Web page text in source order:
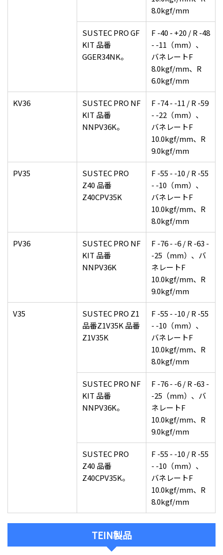
8.0kgf/mm
SUSTEC PRO GF
KIT 品番
GGER34NK。
F -40 - +20 / R -48
- -11（mm）、
バネレートF
8.0kgf/mm、R
6.0kgf/mm
KV36
SUSTEC PRO NF
KIT 品番
NNPV36K。
F -74 - -11 / R -59
- -22（mm）、
バネレートF
10.0kgf/mm、R
9.0kgf/mm
PV35
SUSTEC PRO
Z40 品番
Z40CPV35K
F -55 - -10 / R -55
- -10（mm）、
バネレートF
10.0kgf/mm、R
8.0kgf/mm
PV36
SUSTEC PRO NF
KIT 品番
NNPV36K
F -76 - -6 / R -63 -
-25（mm）、バ
ネレートF
10.0kgf/mm、R
9.0kgf/mm
V35
SUSTEC PRO Z1
品番Z1V35K 品番
Z1V35K
F -55 - -10 / R -55
- -10（mm）、
バネレートF
10.0kgf/mm、R
8.0kgf/mm
SUSTEC PRO NF
KIT 品番
NNPV36K。
F -76 - -6 / R -63 -
-25（mm）、バ
ネレートF
10.0kgf/mm、R
9.0kgf/mm
SUSTEC PRO
Z40 品番
Z40CPV35K。
F -55 - -10 / R -55
- -10（mm）、
バネレートF
10.0kgf/mm、R
8.0kgf/mm
TEIN製品